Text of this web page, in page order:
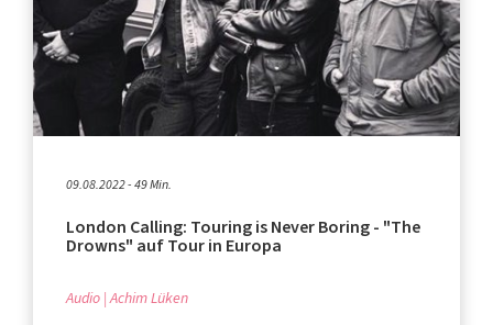
09.08.2022 - 49 Min.
London Calling: Touring is Never Boring - "The
Drowns" auf Tour in Europa
Audio Achim Lüken